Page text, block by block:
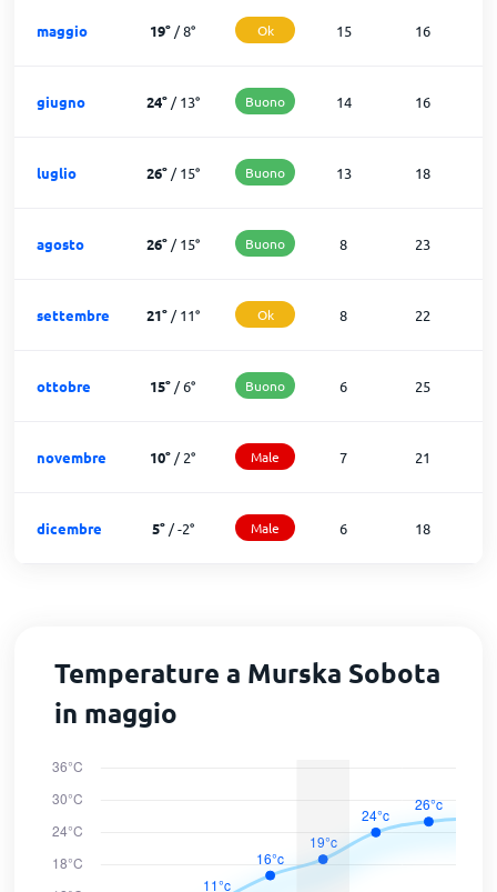
maggio 19° /8° Ok 15 16
giugno 24°/13° Buono 14 16
luglio 26°/15° Buono 13 18
agosto 26°/15° Buono 8 23
settembre 21°/11° Ok 8 22
ottobre 15° /6° Buono 6 25
novembre 10° /2° Male 7 21
dicembre 5°/-2° Male 6 18
Temperature a Murska Sobota
in maggio